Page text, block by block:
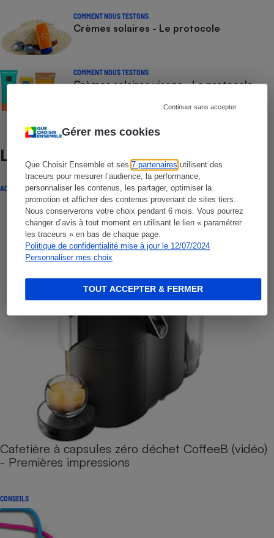
Gérer mes cookies
Que Choisir Ensemble et ses7 partenaires utilisent des
traceurs pour mesurer l’audience, la performance,
personnaliser les contenus, les partager, optimiser la
promotion et afficher des contenus provenant de sites tiers.
Nous conserverons votre choix pendant 6 mois. Vous pourrez
changer d’avis à tout moment en utilisant le lien « paramétrer
les traceurs » en bas de chaque page.
Politique de confidentialité mise à jour le 12/07/2024
Personnaliser mes choix
Continuer sans accepter
TOUT ACCEPTER & FERMER
COMMENT NOUS TESTONS
Crèmes solaires - Le protocole
COMMENT NOUS TESTONS
Crèmes solaires visage - Le protocole
Lire aussi
ACTUALITÉ
Cafetière à capsules zéro déchet CoffeeB (vidéo)
- Premières impressions
CONSEILS